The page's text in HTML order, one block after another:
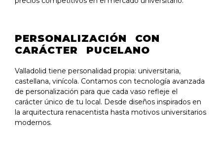
PERSONALIZACIÓN CON
CARÁCTER PUCELANO
Valladolid tiene personalidad propia: universitaria,
castellana, vinícola. Contamos con tecnología avanzada
de personalización para que cada vaso refleje el
carácter único de tu local. Desde diseños inspirados en
la arquitectura renacentista hasta motivos universitarios
modernos.